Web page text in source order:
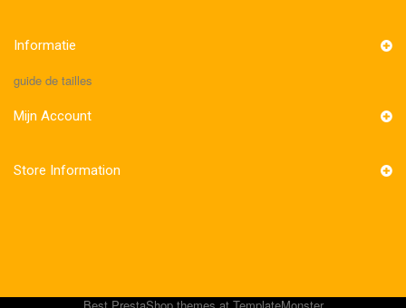
Informatie
guide de tailles
Mijn Account
Store Information